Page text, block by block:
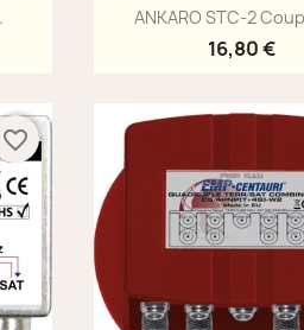
Aperçu
ANKARO STC-2
16,80 €
favorite_border